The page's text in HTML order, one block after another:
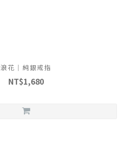
浪花｜純銀戒指
NT$1,680